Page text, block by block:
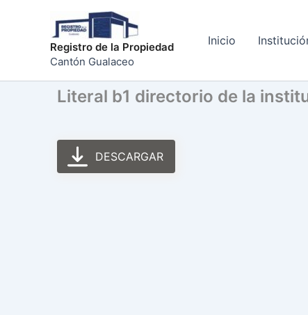
contenidoRegistro de la Propiedad
Cantón Gualaceo
Inicio
Literal b1 directorio de la
DESCARGAR